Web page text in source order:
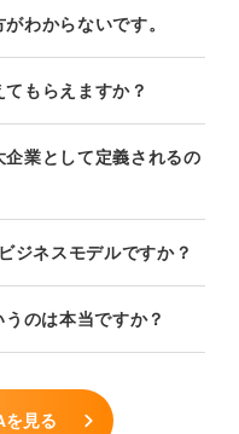
わからないです。
もらえますか？
業として定義されるの
ジネスモデルですか？
のは本当ですか？
見る